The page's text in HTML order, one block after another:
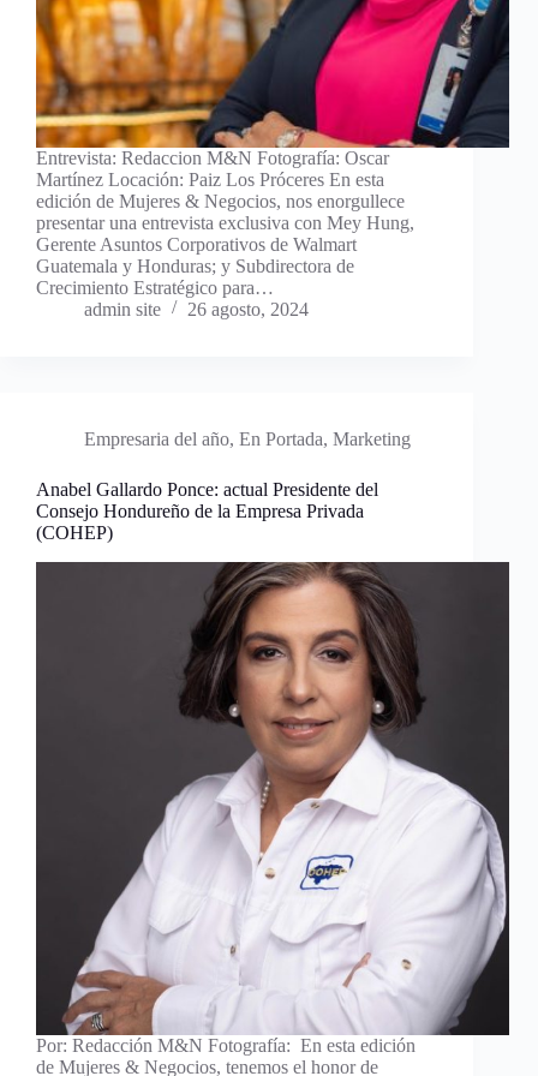
Entrevista: Redaccion M&N Fotografía: Oscar
Martínez Locación: Paiz Los Próceres En esta
edición de Mujeres & Negocios, nos enorgullece
presentar una entrevista exclusiva con Mey Hung,
Gerente Asuntos Corporativos de Walmart
Guatemala y Honduras; y Subdirectora de
Crecimiento Estratégico para…
admin site
26 agosto, 2024
Empresaria del año, En Portada, Marketing
Anabel Gallardo Ponce: actual Presidente del
Consejo Hondureño de la Empresa Privada
(COHEP)
Por: Redacción M&N Fotografía: En esta edición
de Mujeres & Negocios, tenemos el honor de